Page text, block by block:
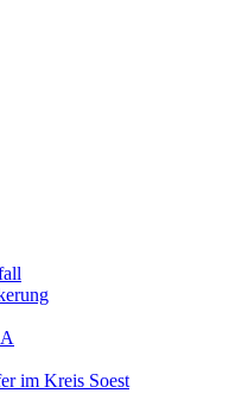
im Kreis Soest